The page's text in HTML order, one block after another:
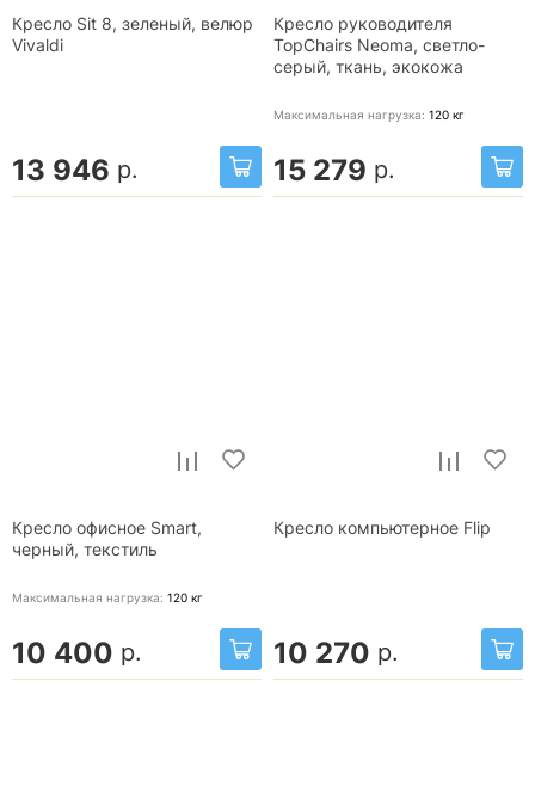
Кресло Sit 8, зеленый, велюр
Vivaldi
13 946 р.
Кресло руководителя
TopChairs Neoma, светло-
серый, ткань, экокожа
Максимальная нагрузка: 120 кг
15 279 р.
Кресло офисное Smart,
черный, текстиль
Максимальная нагрузка: 120 кг
10 400 р.
Кресло компьютерное Flip
10 270 р.